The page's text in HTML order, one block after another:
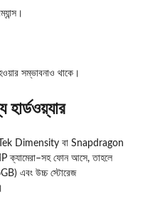
সম্ভাবনাও থাকে।
Dimensity বা Snapdragon
ক্যামেরা–সহ ফোন আসে, তাহলে
এবং উচ্চ স্টোরেজ